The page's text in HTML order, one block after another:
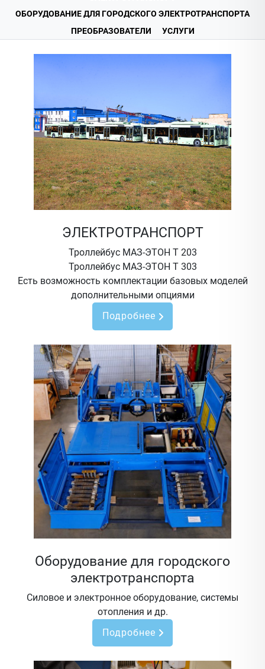
ОБОРУДОВАНИЕ ДЛЯ ГОРОДСКОГО ЭЛЕКТРОТРАНСПОРТА
ПРЕОБРАЗОВАТЕЛИ
УСЛУГИ
ЭЛЕКТРОТРАНСПОРТ
Троллейбус МАЗ-ЭТОН Т 203
Троллейбус МАЗ-ЭТОН Т 303
Есть возможность комплектации базовых моделей
дополнительными опциями
Подробнее
Оборудование для городского
электротранспорта
Силовое и электронное оборудование, системы
отопления и др.
Подробнее